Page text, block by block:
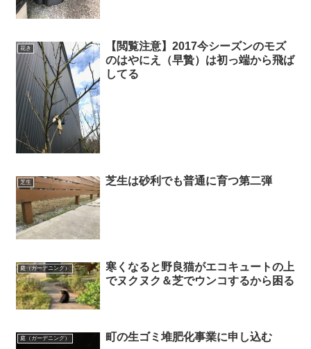
花き
【閲覧注意】2017今シーズンのモズ
のはやにえ（早贄）は初っ端から飛ば
してる
芝生 芝生は砂利でも普通に育つ第二弾
庭（ガーデニング）
寒くなると野良猫がエコキュートの上
でヌクヌク＆芝でウンコするから困る
庭（ガーデニング） 町の生ゴミ堆肥化事業に申し込む